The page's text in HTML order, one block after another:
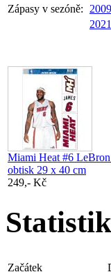
Zápasy v sezóně:
Miami Heat #6 LeBron
obtisk 29 x 40 cm
249,- Kč
Začátek